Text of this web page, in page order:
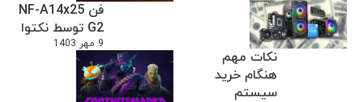
فن NF-A14x25
G2 توسط نکتوا
9 مهر 1403
نکات مهم
هنگام خرید
سیستم